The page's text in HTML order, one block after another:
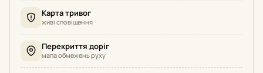
Карта тривог
живі сповіщення
Перекриття доріг
мапа обмежень руху